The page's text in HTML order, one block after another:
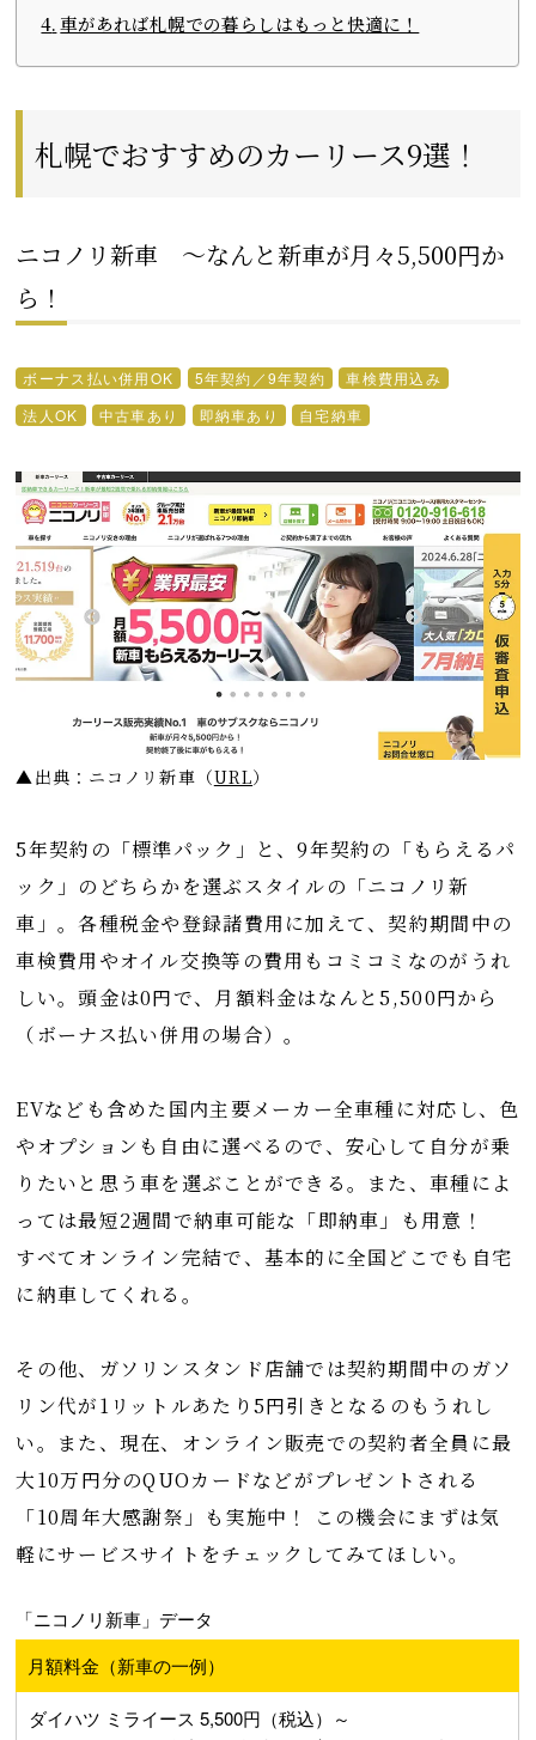
車があれば札幌での暮らしはもっと快適に！
札幌でおすすめのカーリース9選！
ニコノリ新車 ～なんと新車が月々5,500円か
ら！
ボーナス払い併用OK 5年契約／9年契約
車検費用込み
法人OK
中古車あり 即納車あり 自宅納車
▲出典：ニコノリ新車 （URL）
5年契約の「標準パック」と、9年契約の「もらえるパ
ック」のどちらかを選ぶスタイルの「ニコノリ新
車」。各種税金や登録諸費用に加えて、契約期間中の
車検費用やオイル交換等の費用もコミコミなのがうれ
しい。頭金は0円で、月額料金はなんと5,500円から
（ボーナス払い併用の場合）。
EVなども含めた国内主要メーカー全車種に対応し、色
やオプションも自由に選べるので、安心して自分が乗
りたいと思う車を選ぶことができる。また、車種によ
っては最短2週間で納車可能な「即納車」も用意！
すべてオンライン完結で、基本的に全国どこでも自宅
に納車してくれる。
その他、ガソリンスタンド店舗では契約期間中のガソ
リン代が1リットルあたり5円引きとなるのもうれし
い。また、現在、オンライン販売での契約者全員に最
大10万円分のQUOカードなどがプレゼントされる
「10周年大感謝祭」も実施中！ この機会にまずは気
軽にサービスサイトをチェックしてみてほしい。
「ニコノリ新車」データ
月額料金（新車の一例）
ダイハツ ミライース 5,500円（税込）～